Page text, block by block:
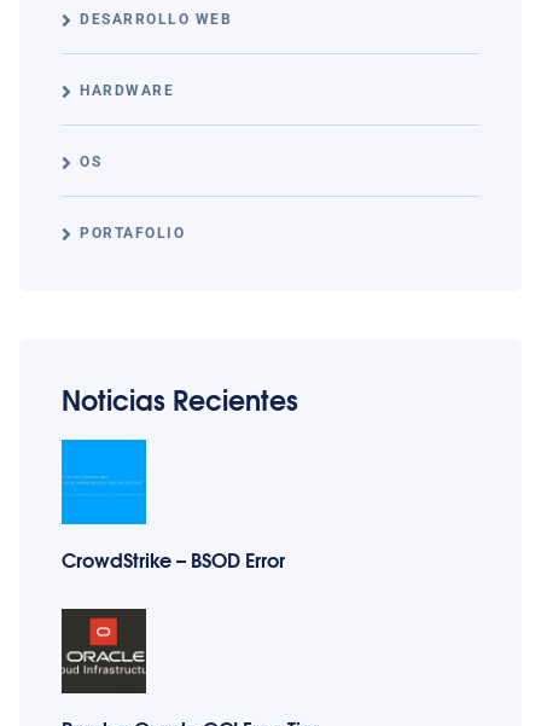
DESARROLLO WEB
HARDWARE
OS
PORTAFOLIO
Noticias Recientes
CrowdStrike – BSOD Error